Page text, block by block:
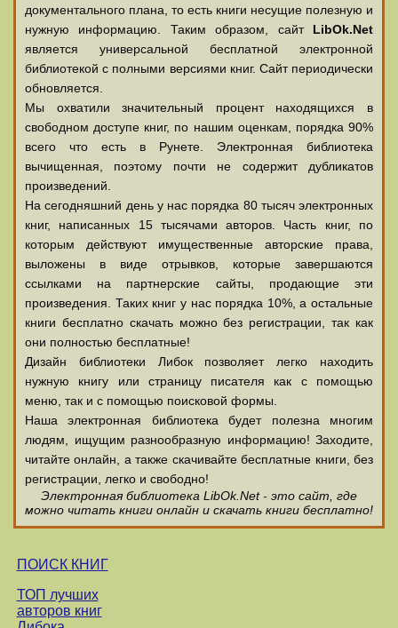
документального плана, то есть книги несущие полезную и
нужную информацию. Таким образом, сайт LibOk.Net
является универсальной бесплатной электронной
библиотекой с полными версиями книг. Сайт периодически
обновляется.
Мы охватили значительный процент находящихся в
свободном доступе книг, по нашим оценкам, порядка 90%
всего что есть в Рунете. Электронная библиотека
вычищенная, поэтому почти не содержит дубликатов
произведений.
На сегодняшний день у нас порядка 80 тысяч электронных
книг, написанных 15 тысячами авторов. Часть книг, по
которым действуют имущественные авторские права,
выложены в виде отрывков, которые завершаются
ссылками на партнерские сайты, продающие эти
произведения. Таких книг у нас порядка 10%, а остальные
книги бесплатно скачать можно без регистрации, так как
они полностью бесплатные!
Дизайн библиотеки Либок позволяет легко находить
нужную книгу или страницу писателя как с помощью
меню, так и с помощью поисковой формы.
Наша электронная библиотека будет полезна многим
людям, ищущим разнообразную информацию! Заходите,
читайте онлайн, а также скачивайте бесплатные книги, без
регистрации, легко и свободно!
Электронная библиотека LibOk.Net - это сайт, где
можно читать книги онлайн и скачать книги бесплатно!
ПОИСК КНИГ
ТОП лучших
авторов книг